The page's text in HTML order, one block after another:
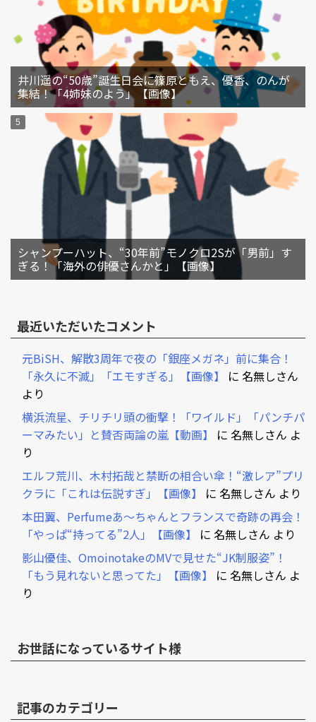
井川遥の“50歳”誕生日会に篠原ともえ、優香、のんが
集結！「4姉妹のよう」【画像】
シャンプーハット、“30年前”モノクロ2Sが「男前」す
ぎる！「海外の俳優さんかと」【画像】
最近いただいたコメント
元BiSH、解散3周年で夜の「銀座メガネ」前に集合！
「永久に不滅」「エモすぎる」【画像】
に 名無しさん
より
横浜流星、チリチリ頭の衝撃！「ワイルド」「パンチパ
ーマみたい」と賛否両論の嵐【動画】
に 名無しさん よ
り
エルフ荒川、木村拓哉と禁断の相合い傘！“激レア”プリ
クラに「これは伝説すぎ」【画像】
に 名無しさん より
本田翼、Perfumeあ～ちゃんとフランスで奇跡の再会！
「やっぱ“持ってる”2人」【画像】
に 名無しさん より
影山優佳、OmoinotakeのMVで見せた“JK制服姿”！
「もう見れないと思ってた」【画像】
に 名無しさん よ
り
お世話になっているサイト様
記事のカテゴリー